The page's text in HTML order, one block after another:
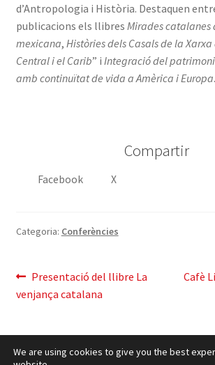
d’Antropologia i Història. Destaquen
publicacions els llibres Mirades catalanes
mexicana, Històries dels Casals de la
Central i el Carib” i Integració del
amb continuïtat de vida a Amèrica i Europa.
Compartir
Facebook X
Categoria: Conferències
Navegació
d'entrades
Entrada
anterior:
Presentació del llibre La
venjança catalana
Cafè
We are using cookies to give you the best